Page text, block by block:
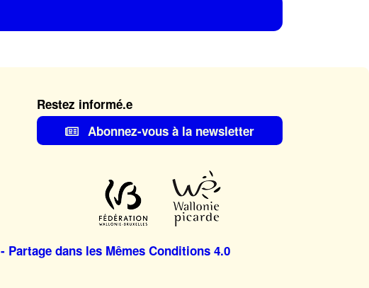
Restez informé.e
Abonnez-vous à la newsletter
dans les Mêmes Conditions 4.0